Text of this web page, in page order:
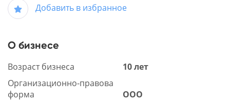
Добавить в избранное
О бизнесе
Возраст бизнеса
10 лет
Организационно-правова
форма
ООО